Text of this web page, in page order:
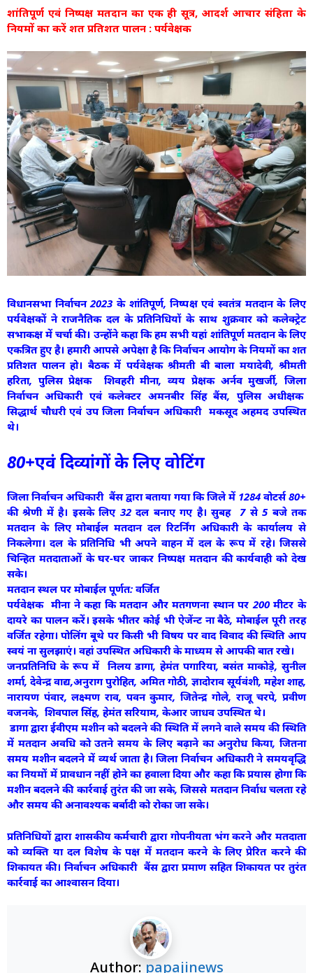
शांतिपूर्ण एवं निष्पक्ष मतदान का एक ही सूत्र, आदर्श आचार संहिता के
नियमों का करें शत प्रतिशत पालन : पर्यवेक्षक
विधानसभा निर्वाचन 2023 के शांतिपूर्ण, निष्पक्ष एवं स्वतंत्र मतदान के लिए
पर्यवेक्षकों ने राजनैतिक दल के प्रतिनिधियों के साथ शुक्रवार को कलेक्ट्रेट
सभाकक्ष में चर्चा की। उन्होंने कहा कि हम सभी यहां शांतिपूर्ण मतदान के लिए
एकत्रित हुए है। हमारी आपसे अपेक्षा है कि निर्वाचन आयोग के नियमों का शत
प्रतिशत पालन हो। बैठक में पर्यवेक्षक श्रीमती बी बाला मयादेवी, श्रीमती
हरिता, पुलिस प्रेक्षक शिवहरी मीना, व्यय प्रेक्षक अर्नव मुखर्जी, जिला
निर्वाचन अधिकारी एवं कलेक्टर अमनबीर सिंह बैंस, पुलिस अधीक्षक
सिद्धार्थ चौधरी एवं उप जिला निर्वाचन अधिकारी मकसूद अहमद उपस्थित
थे।
80+एवं दिव्यांगों के लिए वोटिंग
जिला निर्वाचन अधिकारी बैंस द्वारा बताया गया कि जिले में 1284 वोटर्स 80+
की श्रेणी में है। इसके लिए 32 दल बनाए गए है। सुबह 7 से 5 बजे तक
मतदान के लिए मोबाईल मतदान दल रिटर्निंग अधिकारी के कार्यालय से
निकलेगा। दल के प्रतिनिधि भी अपने वाहन में दल के रूप में रहे। जिससे
चिन्हित मतदाताओं के घर-घर जाकर निष्पक्ष मतदान की कार्यवाही को देख
सके।
मतदान स्थल पर मोबाईल पूर्णत: वर्जित
पर्यवेक्षक मीना ने कहा कि मतदान और मतगणना स्थान पर 200 मीटर के
दायरे का पालन करें। इसके भीतर कोई भी ऐजेंन्ट ना बैठे, मोबाईल पूरी तरह
वर्जित रहेगा। पोलिंग बूथे पर किसी भी विषय पर वाद विवाद की स्थिति आप
स्वयं ना सुलझाएं। वहां उपस्थित अधिकारी के माध्यम से आपकी बात रखे।
जनप्रतिनिधि के रूप में निलय डागा, हेमंत पगारिया, बसंत माकोड़े, सुनील
शर्मा, देवेन्द्र वाद्य,अनुराग पुरोहित, अमित गोठी, ज्ञादोराव सूर्यवंशी, महेश शाह,
नारायण पंवार, लक्ष्मण राव, पवन कुमार, जितेन्द्र गोले, राजू चरपे, प्रवीण
वजनके, शिवपाल सिंह, हेमंत सरियाम, केआर जाधव उपस्थित थे।
डागा द्वारा ईवीएम मशीन को बदलने की स्थिति में लगने वाले समय की स्थिति
में मतदान अवधि को उतने समय के लिए बढ़ाने का अनुरोध किया, जितना
समय मशीन बदलने में व्यर्थ जाता है। जिला निर्वाचन अधिकारी ने समयवृद्धि
का नियमों में प्रावधान नहीं होने का हवाला दिया और कहा कि प्रयास होगा कि
मशीन बदलने की कार्रवाई तुरंत की जा सके, जिससे मतदान निर्वाध चलता रहे
और समय की अनावश्यक बर्बादी को रोका जा सके।
प्रतिनिधियों द्वारा शासकीय कर्मचारी द्वारा गोपनीयता भंग करने और मतदाता
को व्यक्ति या दल विशेष के पक्ष में मतदान करने के लिए प्रेरित करने की
शिकायत की। निर्वाचन अधिकारी बैंस द्वारा प्रमाण सहित शिकायत पर तुरंत
कार्रवाई का आश्वासन दिया।
Author:papajinews